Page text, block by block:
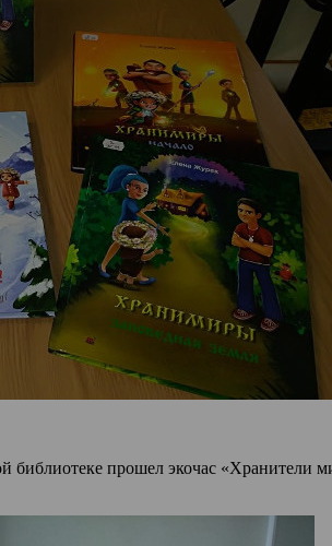
библиотеке прошел экочас